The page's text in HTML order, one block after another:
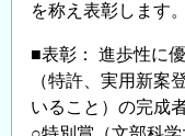
の
未
来：
気
候
を称え表彰します。
■表彰： 進歩性に
（特許、実用新案
いること）の完成